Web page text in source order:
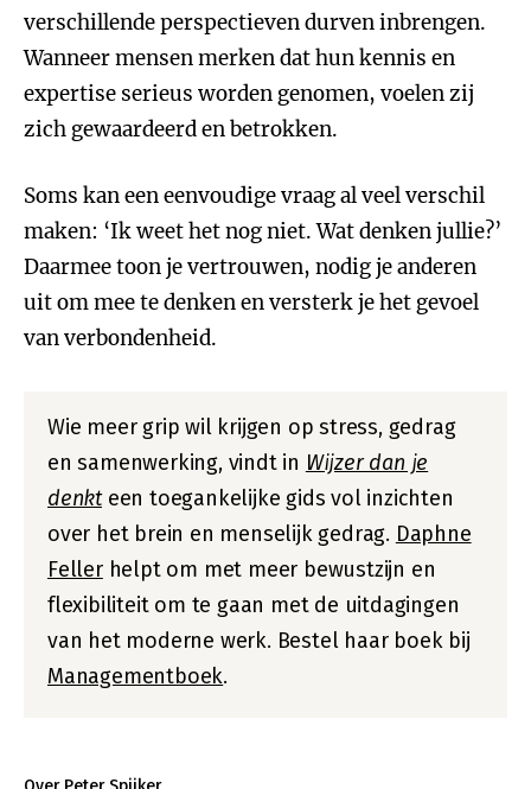
verschillende perspectieven durven inbrengen.
Wanneer mensen merken dat hun kennis en
expertise serieus worden genomen, voelen zij
zich gewaardeerd en betrokken.
Soms kan een eenvoudige vraag al veel verschil
maken: ‘Ik weet het nog niet. Wat denken jullie?’
Daarmee toon je vertrouwen, nodig je anderen
uit om mee te denken en versterk je het gevoel
van verbondenheid.
Wie meer grip wil krijgen op stress, gedrag
en samenwerking, vindt in Wijzer dan je
denkteen toegankelijke gids vol inzichten
over het brein en menselijk gedrag. Daphne
Fellerhelpt om met meer bewustzijn en
flexibiliteit om te gaan met de uitdagingen
van het moderne werk. Bestel haar boek bij
Managementboek.